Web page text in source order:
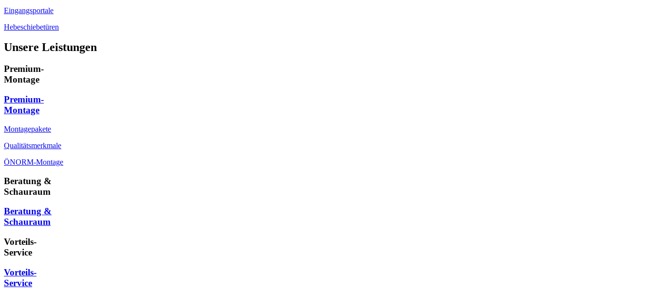
Eingangsportale
Hebeschiebetüren
Unsere Leistungen
Premium-
Montage
Premium-
Montage
Montagepakete
Qualitätsmerkmale
ÖNORM-Montage
Beratung &
Schauraum
Beratung &
Schauraum
Vorteils-
Service
Vorteils-
Service